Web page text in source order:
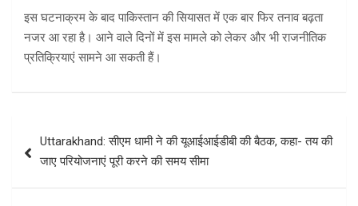
इस घटनाक्रम के बाद पाकिस्तान की सियासत में एक बार फिर तनाव बढ़ता
नजर आ रहा है। आने वाले दिनों में इस मामले को लेकर और भी राजनीतिक
प्रतिक्रियाएं सामने आ सकती हैं।
navigation
Uttarakhand: सीएम धामी ने की यूआईआईडीबी की बैठक, कहा- तय की
जाए परियोजनाएं पूरी करने की समय सीमा